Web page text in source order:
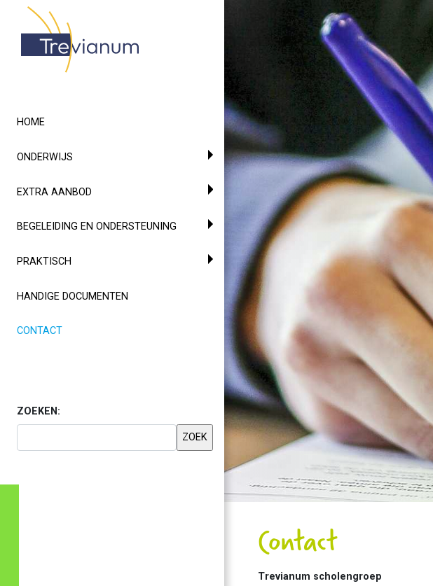
HOME
ONDERWIJS
EXTRA AANBOD
BEGELEIDING EN ONDERSTEUNING
PRAKTISCH
HANDIGE DOCUMENTEN
CONTACT(CURRENT)
ZOEKEN:
Contact
Trevianum scholengroep